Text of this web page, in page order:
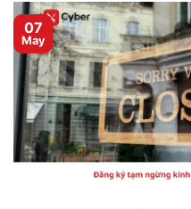
07
May